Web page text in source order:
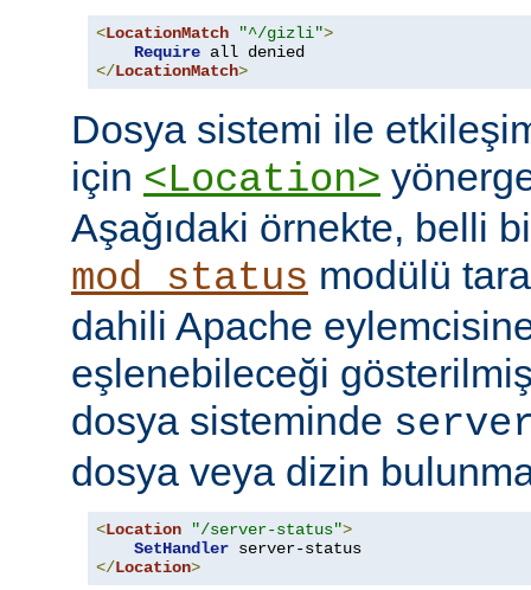
<LocationMatch "^/gizli">
Require
</LocationMatch>
Dosya sistemi ile
için <Location>
Aşağıdaki örnekte, belli
mod_status modülü
dahili Apache
eşlenebileceği
dosya sisteminde
dosya veya dizin
<Location "/server-status">
SetHandler
</Location>